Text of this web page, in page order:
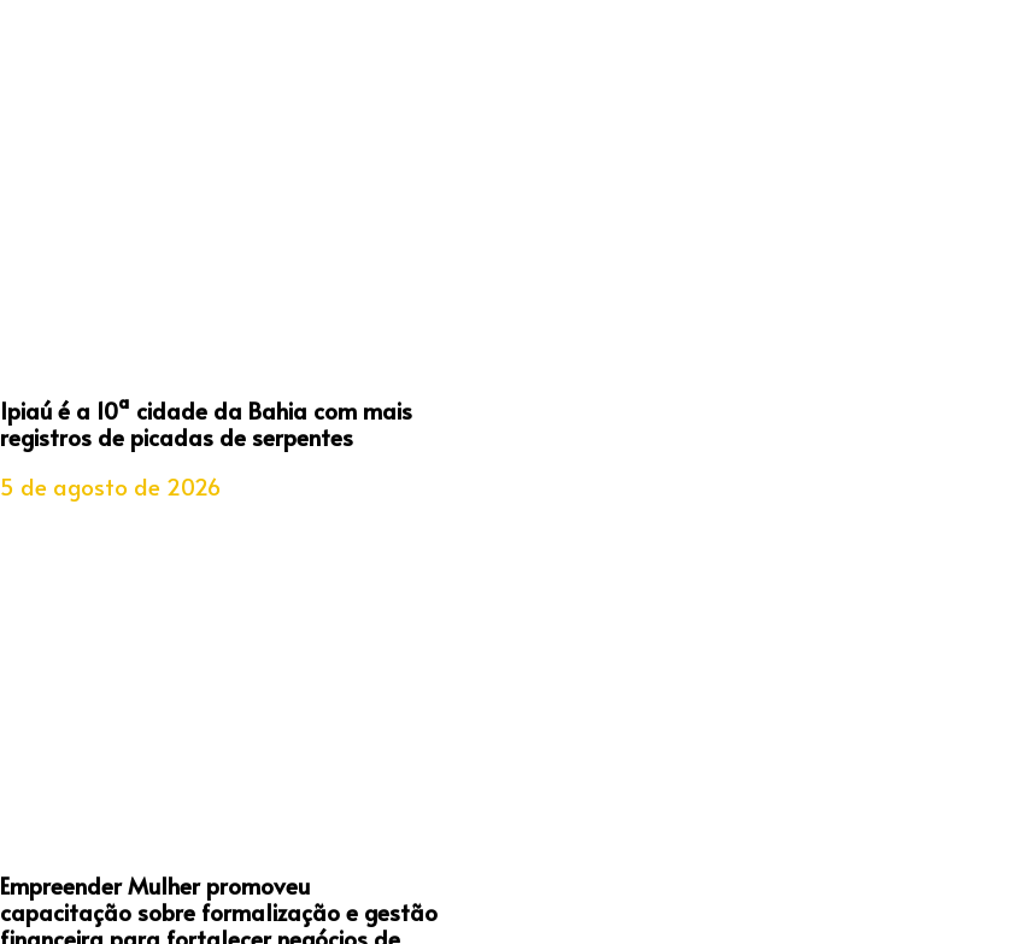
Ipiaú é a 10ª cidade da Bahia com mais
registros de picadas de serpentes
5 de agosto de 2026
Empreender Mulher promoveu
capacitação sobre formalização e gestão